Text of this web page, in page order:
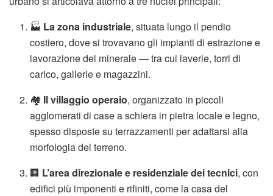
🏭 La zona industriale, situata lungo il pendio
costiero, dove si trovavano gli impianti di estrazione e
lavorazione del minerale — tra cui laverie, torri di
carico, gallerie e magazzini.
🏘️ Il villaggio operaio, organizzato in piccoli
agglomerati di case a schiera in pietra locale e legno,
spesso disposte su terrazzamenti per adattarsi alla
morfologia del terreno.
🏢 L’area direzionale e residenziale dei tecnici, con
edifici più imponenti e rifiniti, come la casa del